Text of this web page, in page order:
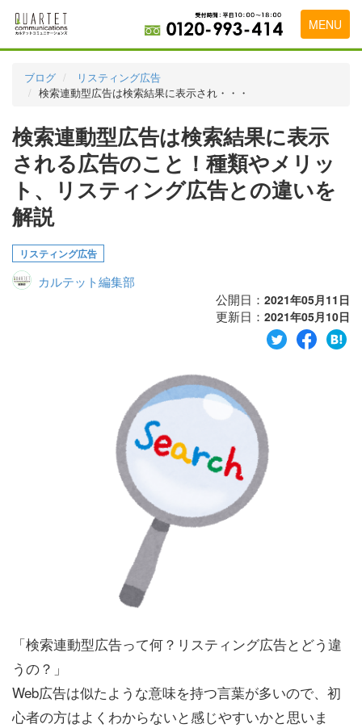
MENU
料金表
実績・お客様の声
初めて導入をお考えの方
代理店の乗り換えをお考えの方
広告代理店・HP制作会社様へ
お申し込みから運用開始までの流れ
ブログ
リスティング広告
検索連動型広告は検索結果に表示され・・・
検索連動型広告は検索結果に表示
される広告のこと！種類やメリッ
ト、リスティング広告との違いを
解説
リスティング広告
カルテット編集部
公開日： 2021年05月11日
更新日： 2021年05月10日
「検索連動型広告って何？リスティング広告とどう違
うの？」
Web広告は似たような意味を持つ言葉が多いので、初
心者の方はよくわからないと感じやすいかと思いま